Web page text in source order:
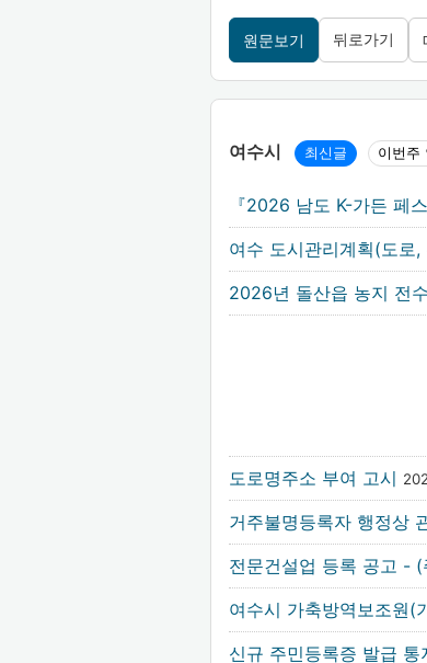
원문보기 뒤로가기
여수시 최신글 이번주
『2026 남도 K-가든 페
여수 도시관리계획(도로
2026년 돌산읍 농지 전
도로명주소 부여 고시
거주불명등록자 행정상
전문건설업 등록 공고 - (
여수시 가축방역보조원(
신규 주민등록증 발급